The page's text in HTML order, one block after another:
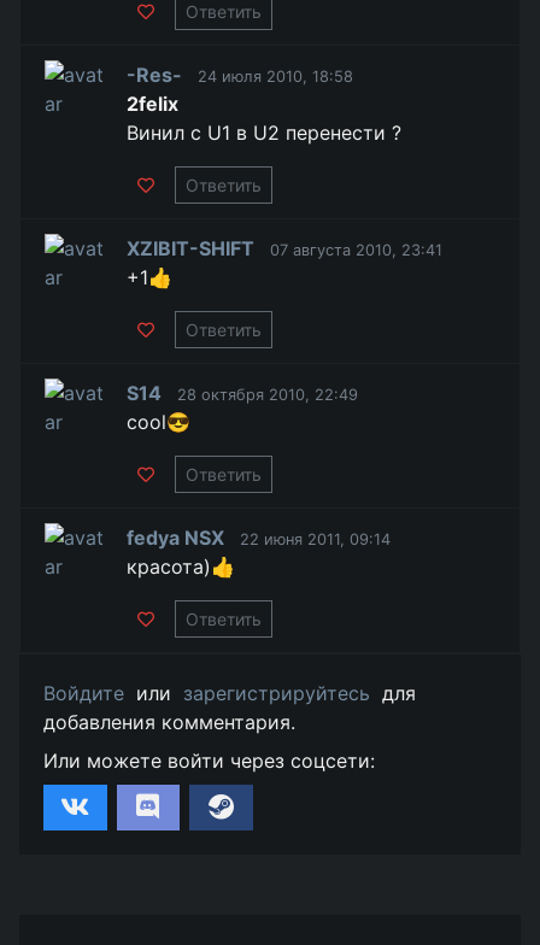
Ответить
-Res- 24 июля 2010, 18:58
2felix
Винил с U1 в U2 перенести ?
Ответить
XZIBIT-SHIFT 07 августа 2010, 23:41
+1👍
Ответить
S14 28 октября 2010, 22:49
cool😎
Ответить
fedya NSX 22 июня 2011, 09:14
красота)👍
Ответить
Войдите или зарегистрируйтесь для
добавления комментария.
Или можете войти через соцсети: